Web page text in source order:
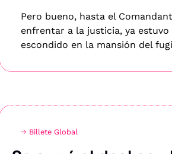
Pero bueno, hasta el
enfrentar a la justicia, ya
escondido en la mansión del
→ Billete Global